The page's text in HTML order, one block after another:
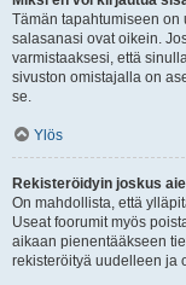
Tämän tapahtumiseen on
salasanasi ovat oikein.
varmistaaksesi, että
sivuston omistajalla on
se.
Ylös
Rekisteröidyin joskus
On mahdollista, että
Useat foorumit myös
aikaan pienentääkseen
rekisteröityä uudelleen ja